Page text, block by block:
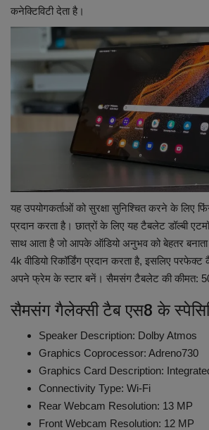
कनेक्टिविटी देता है।
यह उपयोगकर्ताओं को सुरक्षा सुनिश्चित करने के लिए
प्रदान करता है। छात्रों के लिए यह टैबलेट डॉल्बी
साथ आता है जो आपके ऑडियो अनुभव को बेहतर
4k वीडियो रिकॉर्डिंग प्रदान करता है, इसलिए परफेक्ट
अपने फ्रेम के स्टार बनें। सैमसंग टैबलेट की कीमत:
सैमसंग गैलेक्सी टैब एस8 के
Speaker Description: ‎Dolby Atmos
Graphics Coprocessor: Adreno730
Graphics Card Description:
Connectivity Type: ‎Wi-Fi
Rear Webcam Resolution: ‎13 MP
Front Webcam Resolution: ‎12 MP